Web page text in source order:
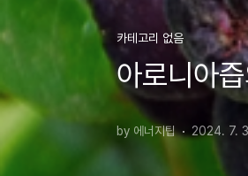
카테고리 없음
아로니아
by 에너지팁 2024. 7.